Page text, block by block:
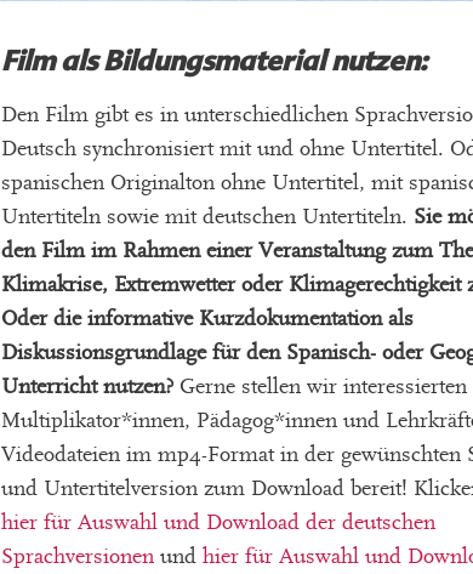
Film als Bildungsmaterial nutzen:
Den Film gibt es in unterschiedlichen
Deutsch synchronisiert mit und ohne Untertitel.
spanischen Originalton ohne Untertitel, mit
Untertiteln sowie mit deutschen Untertiteln. Sie
den Film im Rahmen einer Veranstaltung zum
Klimakrise, Extremwetter oder Klimagerechtigkeit
Oder die informative Kurzdokumentation als
Diskussionsgrundlage für den Spanisch- oder
Unterricht nutzen? Gerne stellen wir interessierten
Multiplikator*innen, Pädagog*innen und
Videodateien im mp4-Format in der gewünschten
und Untertitelversion zum Download bereit!
hier für Auswahl und Download der deutschen
Sprachversionen undhier für Auswahl und